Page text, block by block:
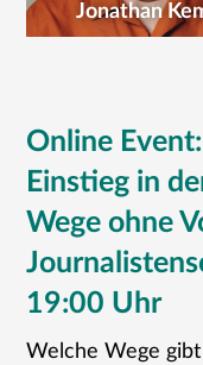
Jonathan
Online
Einstieg in
Wege ohne
19:00 Uhr
Welche Wege